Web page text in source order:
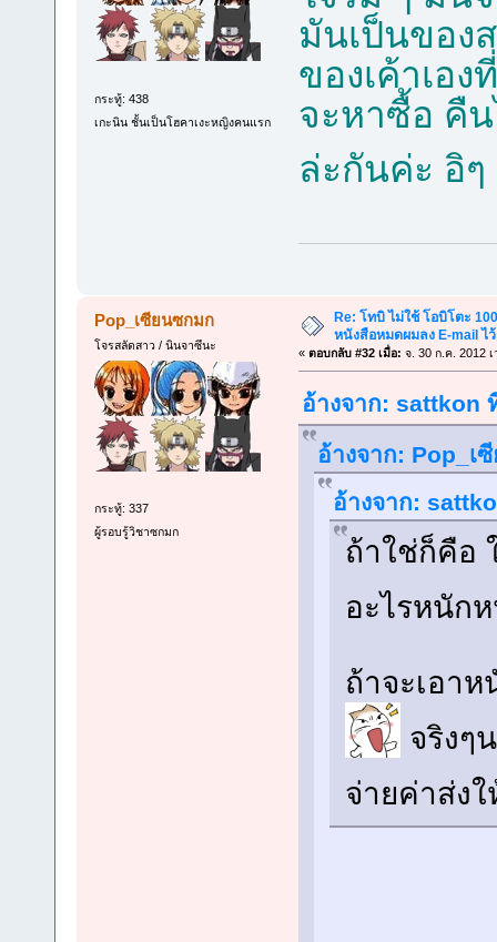
กระทู้: 438
เกะนิน ชั้นเป็นโฮคาเงะหญิงคนแรก
มันเป็นของ
ของเค้าเอง
จะหาซื้อ คื
ล่ะกันค่ะ อิๆ
Pop_เซียนซกมก
โจรสลัดสาว / นินจาซึนะ
กระทู้: 337
ผู้รอบรู้วิชาซกมก
Re: โทบิ ไม่ใช้ โอบิโตะ
หนังสือหมดผมลง E-mail
« ตอบกลับ #32 เมื่อ: จ. 30 ก.ค. 2012
อ้างจาก: sattkon
อ้างจาก: Pop_เ
อ้างจาก:
ถ้าใช่ก็คือ
อะไรหนัก
ถ้าจะเอาห
จริงๆ
จ่ายค่าส่ง